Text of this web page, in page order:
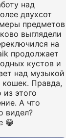
над
двухсот
предметов
выглядели
на
продолжает
кустов и
над музыкой
кошек. Правда,
этого
А что
видел?
😁